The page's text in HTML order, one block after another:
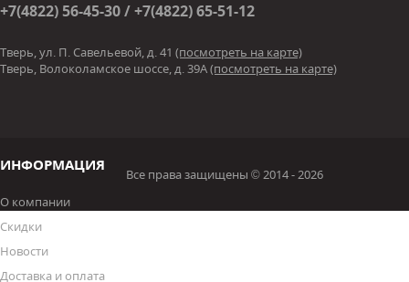
+7(4822) 56-45-30 / +7(4822) 65-51-12
Тверь, ул. П. Савельевой, д. 41 (посмотреть на карте)
Тверь, Волоколамское шоссе, д. 39А(посмотреть на карте)
ИНФОРМАЦИЯ
О компании
Скидки
Новости
Доставка и оплата
Все права защищены © 2014 - 2026